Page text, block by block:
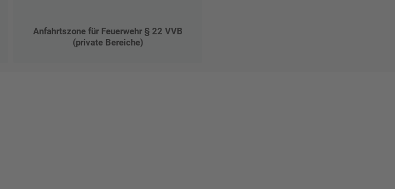
Anfahrtszone für Feuerwehr § 22 VVB
(private Bereiche)